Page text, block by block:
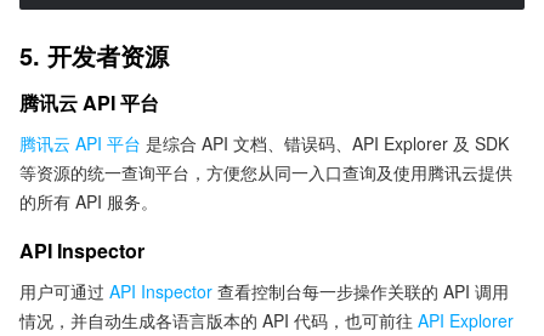
5. 开发者资源
腾讯云 API 平台
腾讯云 API 平台 是综合 API 文档、错误码、API Explorer 及 SDK
等资源的统一查询平台，方便您从同一入口查询及使用腾讯云提供
的所有 API 服务。
API Inspector
用户可通过 API Inspector 查看控制台每一步操作关联的 API 调用
情况，并自动生成各语言版本的 API 代码，也可前往 API Explorer